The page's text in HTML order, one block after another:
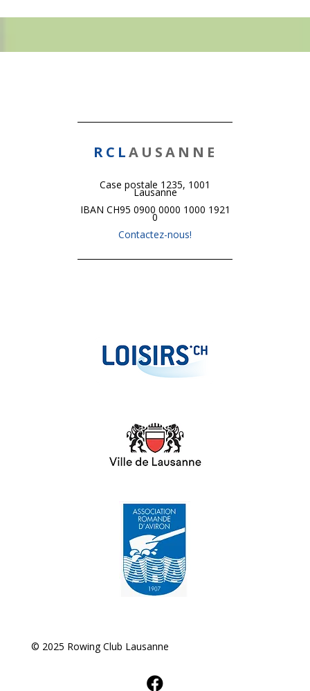
RCLAUSANNE
Case postale 1235, 1001
Lausanne
IBAN CH95 0900 0000 1000 1921
0
Contactez-nous!
© 2025 Rowing Club Lausanne
